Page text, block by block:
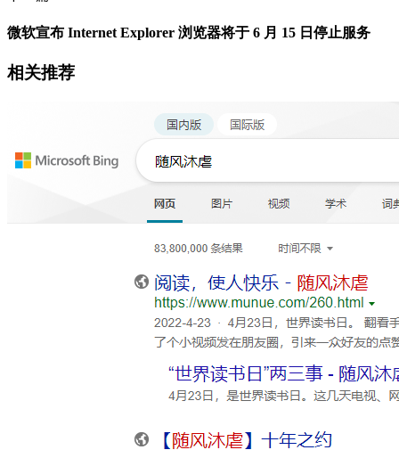
微软宣布 Internet Explorer 浏览器将于 6 月 15 日停止服务
相关推荐